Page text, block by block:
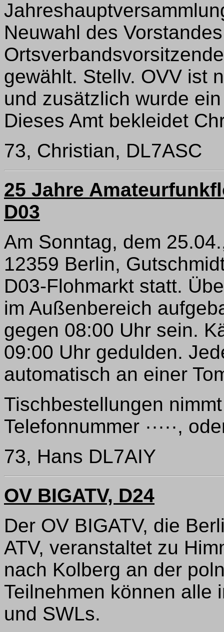
Neuwahl des
gewählt. Stellv. OVV ist
und zusätzlich wurde
Dieses Amt bekleidet
73, Christian, DL7ASC
25 Jahre
D03
Am Sonntag, dem
12359 Berlin,
D03-Flohmarkt statt.
im Außenbereich
gegen 08:00 Uhr sein.
09:00 Uhr gedulden.
automatisch an einer
Tischbestellungen
Telefonnummer ·····,
73, Hans DL7AIY
OV BIGATV, D24
Der OV BIGATV, die
ATV, veranstaltet zu
nach Kolberg an der
Teilnehmen können alle
und SWLs.